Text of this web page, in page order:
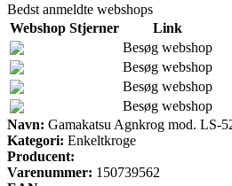
Bedst anmeldte webshops
Webshop Stjerner
Link
Besøg webshop
Besøg webshop
Besøg webshop
Besøg webshop
Navn: Gamakatsu Agnkrog mod. LS-
Kategori: Enkeltkroge
Producent:
Varenummer: 150739562